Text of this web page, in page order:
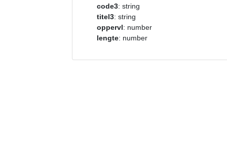
code3: string
titel3: string
oppervl: number
lengte: number